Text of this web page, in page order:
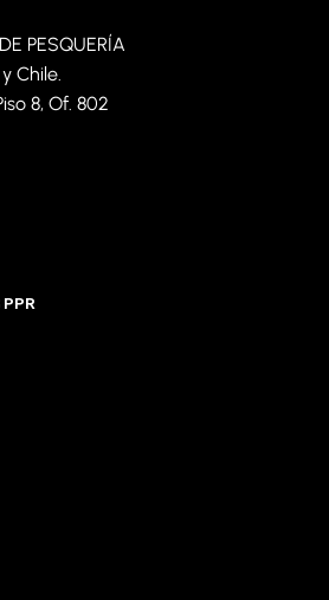
PESQUERÍA
Chile.
8, Of . 802